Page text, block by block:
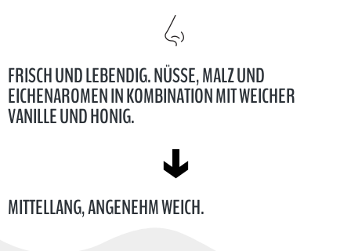
FRISCH UND LEBENDIG. NÜSSE, MALZ UND
EICHENAROMEN IN KOMBINATION MIT WEICHER
VANILLE UND HONIG.
MITTELLANG, ANGENEHM WEICH.